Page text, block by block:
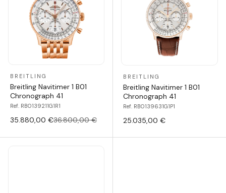
BREITLING
Breitling Navitimer 1 B01
Chronograph 41
Ref. RB0139211G1R1
35.880,00 €36.800,00 €
BREITLING
Breitling Navitimer 1 B01
Chronograph 41
Ref. RB0139631G1P1
25.035,00 €